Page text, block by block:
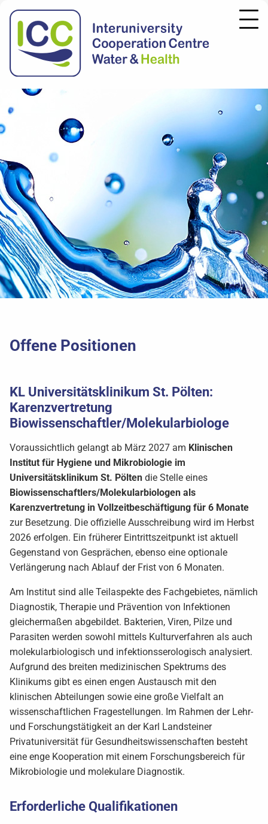
Offene Positionen
KL Universitätsklinikum St. Pölten:
Karenzvertretung
Biowissenschaftler/Molekularbiologe
Voraussichtlich gelangt ab März 2027 am Klinischen
Institut für Hygiene und Mikrobiologie im
Universitätsklinikum St. Pölten die Stelle eines
Biowissenschaftlers/Molekularbiologen als
Karenzvertretung in Vollzeitbeschäftigung für 6 Monate
zur Besetzung. Die offizielle Ausschreibung wird im Herbst
2026 erfolgen. Ein früherer Eintrittszeitpunkt ist aktuell
Gegenstand von Gesprächen, ebenso eine optionale
Verlängerung nach Ablauf der Frist von 6 Monaten.
Am Institut sind alle Teilaspekte des Fachgebietes, nämlich
Diagnostik, Therapie und Prävention von Infektionen
gleichermaßen abgebildet. Bakterien, Viren, Pilze und
Parasiten werden sowohl mittels Kulturverfahren als auch
molekularbiologisch und infektionsserologisch analysiert.
Aufgrund des breiten medizinischen Spektrums des
Klinikums gibt es einen engen Austausch mit den
klinischen Abteilungen sowie eine große Vielfalt an
wissenschaftlichen Fragestellungen. Im Rahmen der Lehr-
und Forschungstätigkeit an der Karl Landsteiner
Privatuniversität für Gesundheitswissenschaften besteht
eine enge Kooperation mit einem Forschungsbereich für
Mikrobiologie und molekulare Diagnostik.
Erforderliche Qualifikationen